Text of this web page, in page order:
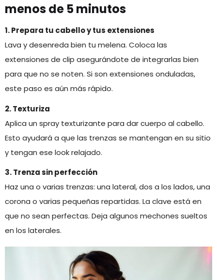
menos de 5 minutos
1. Prepara tu cabello y tus extensiones
Lava y desenreda bien tu melena. Coloca las
extensiones de clip asegurándote de integrarlas bien
para que no se noten. Si son extensiones onduladas,
este paso es aún más rápido.
2. Texturiza
Aplica un spray texturizante para dar cuerpo al cabello.
Esto ayudará a que las trenzas se mantengan en su sitio
y tengan ese look relajado.
3. Trenza sin perfección
Haz una o varias trenzas: una lateral, dos a los lados, una
corona o varias pequeñas repartidas. La clave está en
que no sean perfectas. Deja algunos mechones sueltos
en los laterales.